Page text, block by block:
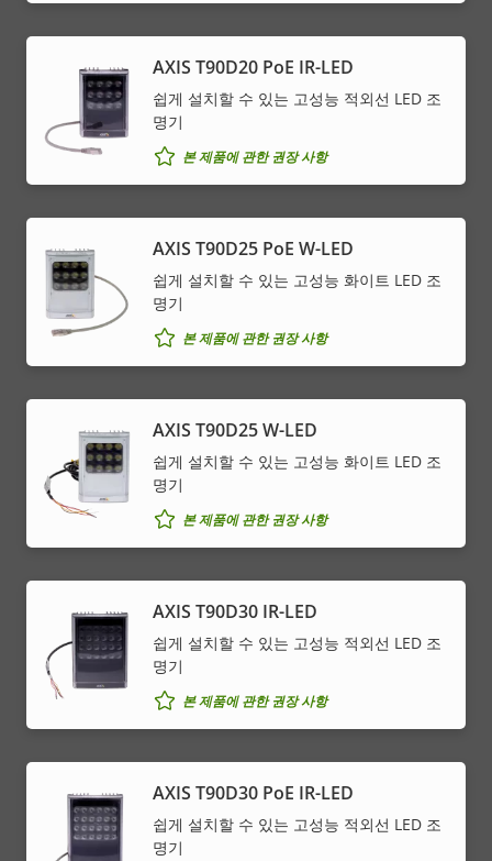
AXIS T90D20 PoE IR-LED
쉽게 설치할 수 있는 고성능 적외선 LED 조
명기
본 제품에 관한 권장 사항
AXIS T90D25 PoE W-LED
쉽게 설치할 수 있는 고성능 화이트 LED 조
명기
본 제품에 관한 권장 사항
AXIS T90D25 W-LED
쉽게 설치할 수 있는 고성능 화이트 LED 조
명기
본 제품에 관한 권장 사항
AXIS T90D30 IR-LED
쉽게 설치할 수 있는 고성능 적외선 LED 조
명기
본 제품에 관한 권장 사항
AXIS T90D30 PoE IR-LED
쉽게 설치할 수 있는 고성능 적외선 LED 조
명기